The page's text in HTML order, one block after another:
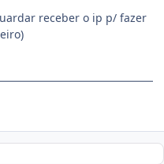
receber o ip p/ fazer